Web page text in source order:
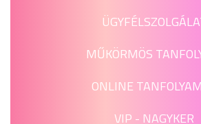
MŰKÖRMÖS
ONLINE
VIP - NAGYKER